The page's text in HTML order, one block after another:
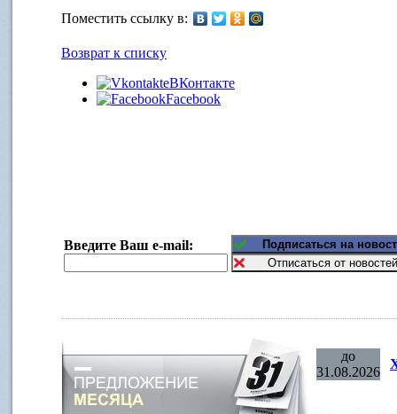
Поместить ссылку в:
Возврат к списку
ВКонтакте
Facebook
Введите Ваш e-mail:
до
31.08.2026